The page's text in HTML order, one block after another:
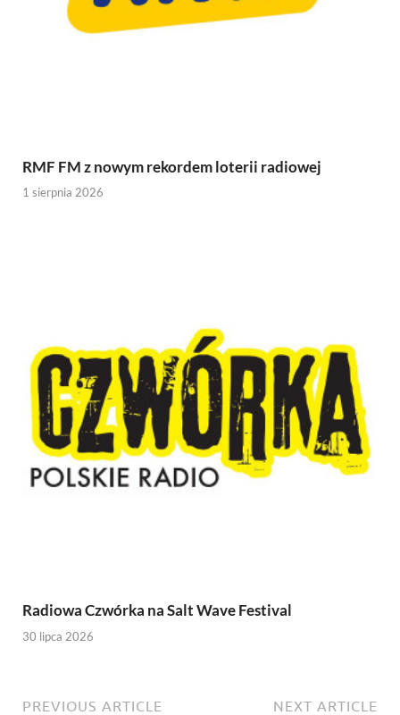
RMF FM z nowym rekordem loterii radiowej
1 sierpnia 2026
Radiowa Czwórka na Salt Wave Festival
30 lipca 2026
PREVIOUS ARTICLE NEXT ARTICLE